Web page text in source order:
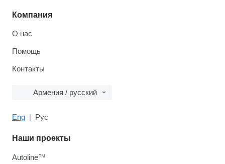
Компания
О нас
Помощь
Контакты
Армения / русский
Eng Рус
Наши проекты
Autoline™